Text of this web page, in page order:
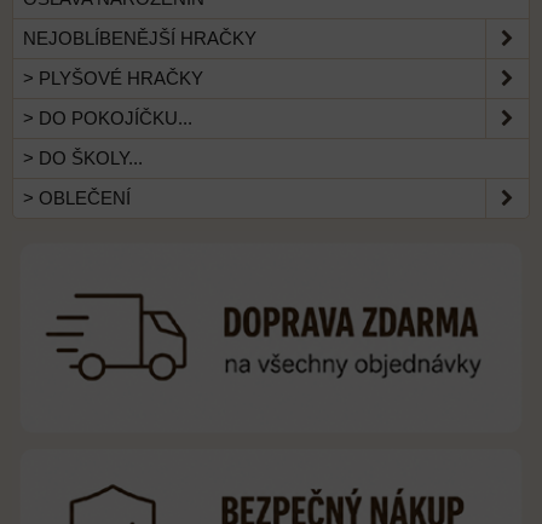
NEJOBLÍBENĚJŠÍ HRAČKY
> PLYŠOVÉ HRAČKY
> DO POKOJÍČKU...
> DO ŠKOLY...
> OBLEČENÍ